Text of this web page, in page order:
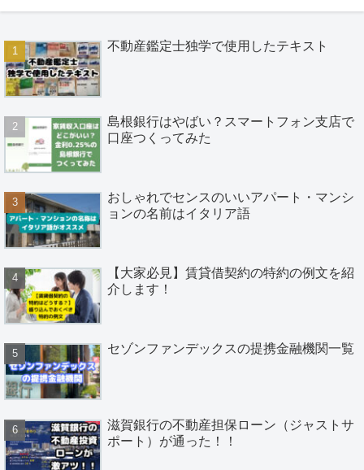
不動産鑑定士独学で使用したテキスト
島根銀行はやばい？スマートフォン支店で
口座つくってみた
おしゃれでセンスのいいアパート・マンシ
ョンの名前はイタリア語
【大家必見】賃貸借契約の特約の例文を紹
介します！
セゾンファンデックスの提携金融機関一覧
滋賀銀行の不動産担保ローン（ジャストサ
ポート）が通った！！